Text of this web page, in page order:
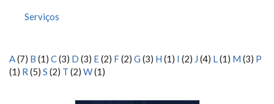
Serviços
A(7) B (1) C(3) D (3) E(2) F(2) G (3) H (1) I (2) J (4) L(1) M (3) P
(1) R (5) S (2) T (2) W(1)